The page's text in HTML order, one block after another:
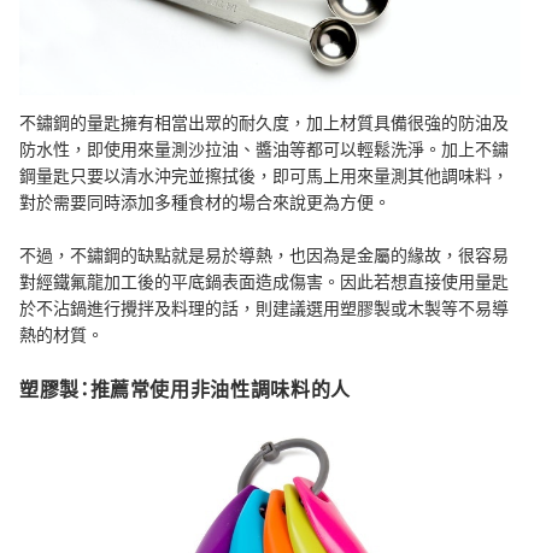
不鏽鋼的量匙擁有相當出眾的耐久度，加上材質具備很強的防油及
防水性，即使用來量測沙拉油、醬油等都可以輕鬆洗淨。加上不鏽
鋼量匙只要以清水沖完並擦拭後，即可馬上用來量測其他調味料，
對於需要同時添加多種食材的場合來說更為方便。
不過，不鏽鋼的缺點就是易於導熱，也因為是金屬的緣故，很容易
對經鐵氟龍加工後的平底鍋表面造成傷害。因此若想直接使用量匙
於不沾鍋進行攪拌及料理的話，則建議選用塑膠製或木製等不易導
熱的材質。
塑膠製：推薦常使用非油性調味料的人